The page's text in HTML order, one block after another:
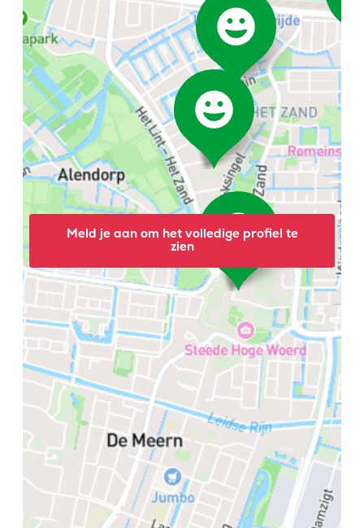
Meld je aan om het volledige profiel te
zien